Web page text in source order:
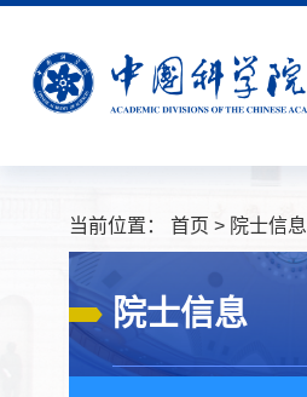
当前位置： 首页 > 院士信息
院士信息